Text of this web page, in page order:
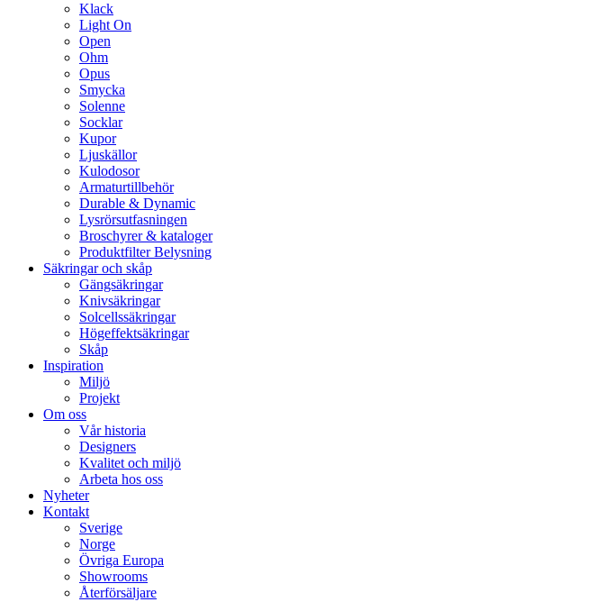
Klack
Light On
Open
Ohm
Opus
Smycka
Solenne
Socklar
Kupor
Ljuskällor
Kulodosor
Armaturtillbehör
Durable & Dynamic
Lysrörsutfasningen
Broschyrer & kataloger
Produktfilter Belysning
Säkringar och skåp
Gängsäkringar
Knivsäkringar
Solcellssäkringar
Högeffektsäkringar
Skåp
Inspiration
Miljö
Projekt
Om oss
Vår historia
Designers
Kvalitet och miljö
Arbeta hos oss
Nyheter
Kontakt
Sverige
Norge
Övriga Europa
Showrooms
Återförsäljare